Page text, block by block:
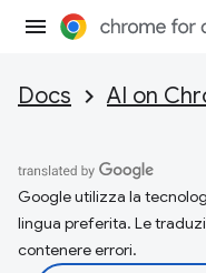
Docs AI on
Google utilizza la
lingua preferita. Le
contenere errori.